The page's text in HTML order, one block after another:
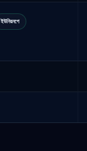
ইউনিয়নপে